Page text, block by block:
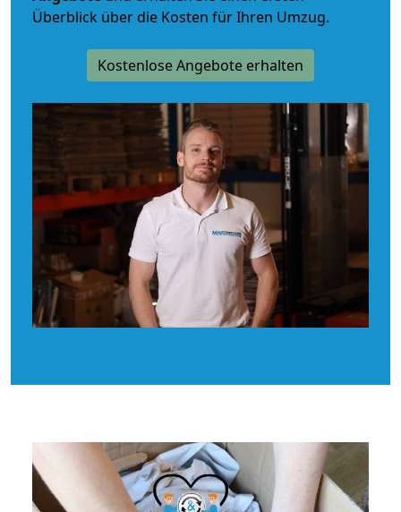
Überblick über die Kosten für Ihren Umzug.
Kostenlose Angebote erhalten